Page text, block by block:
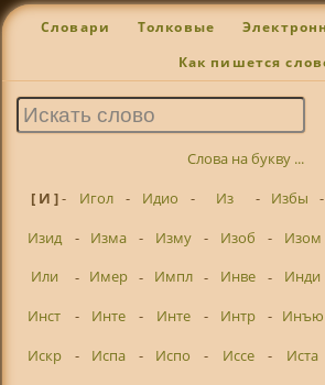
Словари Толковые
Как пишется
Слова на букву ...
[ И ]- Игол - Идио - Из - Избы -
Изид
- Изма - Изму - Изоб - Изом
Или
- Имер - Импл - Инве - Инди
Инст
- Инте - Инте - Интр - Инъю
Искр
- Испа - Испо - Иссе - Иста